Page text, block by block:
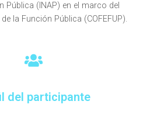
Pública (INAP) en el marco del
la Función Pública (COFEFUP).
del participante